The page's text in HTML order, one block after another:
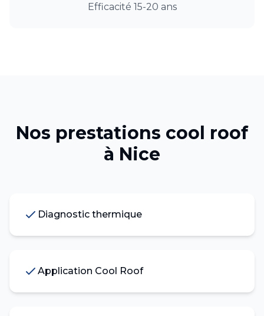
Efficacité 15-20 ans
Nos prestations cool roof
à Nice
Diagnostic thermique
Application Cool Roof